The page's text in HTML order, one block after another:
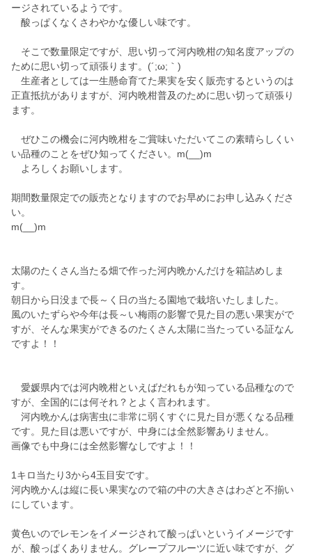
ージされているようです。
酸っぱくなくさわやかな優しい味です。
そこで数量限定ですが、思い切って河内晩柑の知名度アップの
ために思い切って頑張ります。(´;ω;｀)
生産者としては一生懸命育てた果実を安く販売するというのは
正直抵抗がありますが、河内晩柑普及のために思い切って頑張り
ます。
ぜひこの機会に河内晩柑をご賞味いただいてこの素晴らしくい
い品種のことをぜひ知ってください。m(__)m
よろしくお願いします。
期間数量限定での販売となりますのでお早めにお申し込みくださ
い。
m(__)m
太陽のたくさん当たる畑で作った河内晩かんだけを箱詰めしま
す。
朝日から日没まで長～く日の当たる園地で栽培いたしました。
風のいたずらや今年は長～い梅雨の影響で見た目の悪い果実がで
すが、そんな果実ができるのたくさん太陽に当たっている証なん
ですよ！！
愛媛県内では河内晩柑といえばだれもが知っている品種なので
すが、全国的には何それ？とよく言われます。
河内晩かんは病害虫に非常に弱くすぐに見た目が悪くなる品種
です。見た目は悪いですが、中身には全然影響ありません。
画像でも中身には全然影響なしですよ！！
1キロ当たり3から4玉目安です。
河内晩かんは縦に長い果実なので箱の中の大きさはわざと不揃い
にしています。
黄色いのでレモンをイメージされて酸っぱいというイメージです
が、酸っぱくありません。グレープフルーツに近い味ですが、グ